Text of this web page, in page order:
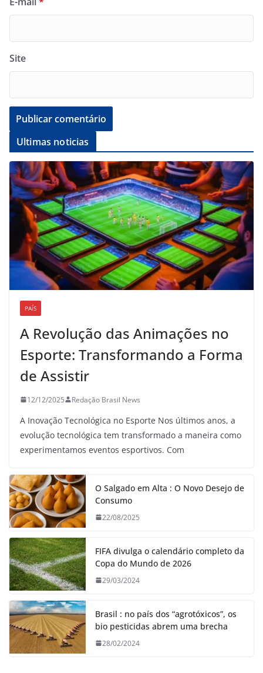
Site
Ultimas noticias
PAÍS
A Revolução das Animações no
Esporte: Transformando a Forma
de Assistir
12/12/2025 Redação Brasil News
A Inovação Tecnológica no Esporte Nos últimos anos, a
evolução tecnológica tem transformado a maneira como
experimentamos eventos esportivos. Com
O Salgado em Alta : O Novo Desejo de
Consumo
22/08/2025
FIFA divulga o calendário completo da
Copa do Mundo de 2026
29/03/2024
Brasil : no país dos “agrotóxicos”, os
bio pesticidas abrem uma brecha
28/02/2024